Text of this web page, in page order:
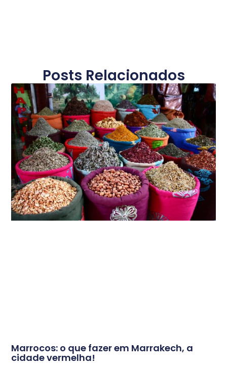
Posts Relacionados
Marrocos: o que fazer em Marrakech, a
cidade vermelha!